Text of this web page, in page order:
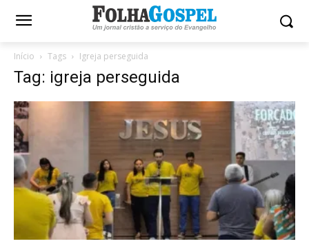
Início Tags Igreja perseguida
Tag: igreja perseguida